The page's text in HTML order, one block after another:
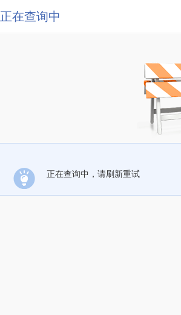
正在查询中
正在查询中，请刷新重试